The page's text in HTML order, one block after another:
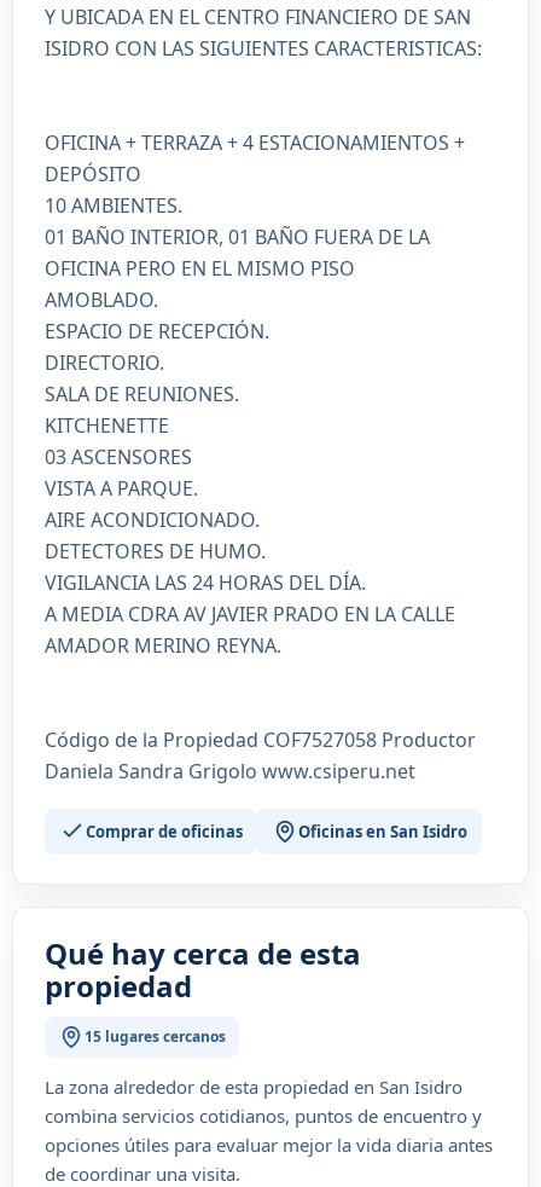
Y UBICADA EN EL CENTRO FINANCIERO DE SAN
ISIDRO CON LAS SIGUIENTES CARACTERISTICAS:
OFICINA + TERRAZA + 4 ESTACIONAMIENTOS +
DEPÓSITO
10 AMBIENTES.
01 BAÑO INTERIOR, 01 BAÑO FUERA DE LA
OFICINA PERO EN EL MISMO PISO
AMOBLADO.
ESPACIO DE RECEPCIÓN.
DIRECTORIO.
SALA DE REUNIONES.
KITCHENETTE
03 ASCENSORES
VISTA A PARQUE.
AIRE ACONDICIONADO.
DETECTORES DE HUMO.
VIGILANCIA LAS 24 HORAS DEL DÍA.
A MEDIA CDRA AV JAVIER PRADO EN LA CALLE
AMADOR MERINO REYNA.
Código de la Propiedad COF7527058 Productor
Daniela Sandra Grigolo www.csiperu.net
Comprar de oficinas Oficinas en San Isidro
Qué hay cerca de esta
propiedad
15 lugares cercanos
La zona alrededor de esta propiedad en San Isidro
combina servicios cotidianos, puntos de encuentro y
opciones útiles para evaluar mejor la vida diaria antes
de coordinar una visita.